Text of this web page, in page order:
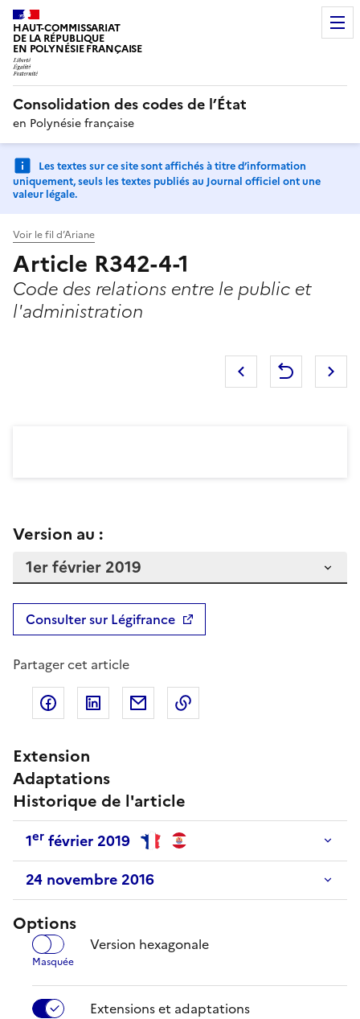
HAUT-COMMISSARIAT
DE LA RÉPUBLIQUE
EN POLYNÉSIE FRANÇAISE
Consolidation des codes de l’État
en Polynésie française
Les textes sur ce site sont affichés à titre d’information
uniquement, seuls les textes publiés au Journal officiel ont une
valeur légale.
Voir le fil d’Ariane
Article R342-4-1
Code des relations entre le public et
l'administration
Version au :
Consulter sur Légifrance
Partager cet article
Partager sur Facebook
Partager sur LinkedIn
Partager par email
Extension
Adaptations
Historique de l'article
1er février 2019
24 novembre 2016
Options
Version hexagonale
Extensions et adaptations